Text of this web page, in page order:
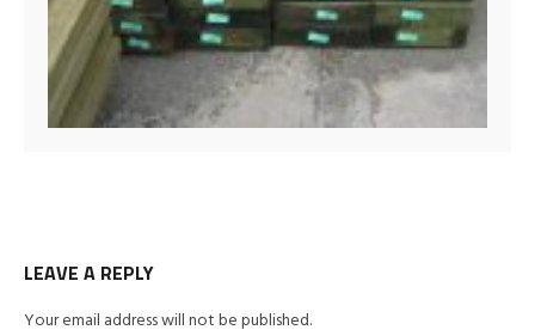
LEAVE A REPLY
Your email address will not be published.